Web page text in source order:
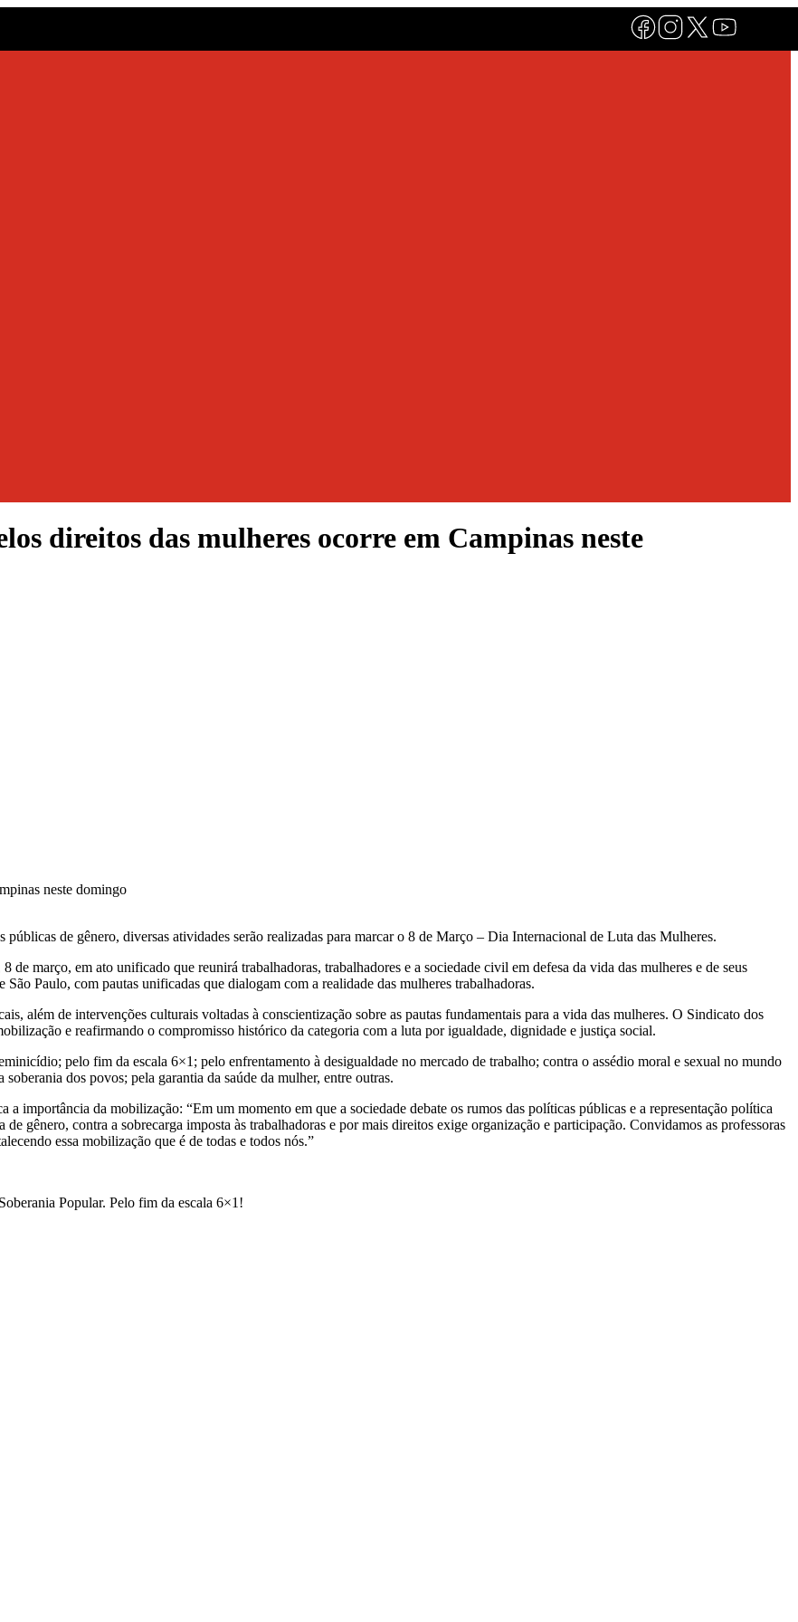
direitos das mulheres ocorre em Campinas neste
de gênero, diversas atividades serão realizadas para marcar o 8 de Março – Dia Internacional de Luta das Mulheres.
março, em ato unificado que reunirá trabalhadoras, trabalhadores e a sociedade civil em defesa da vida das mulheres e de seus
Paulo, com pautas unificadas que dialogam com a realidade das mulheres trabalhadoras.
além de intervenções culturais voltadas à conscientização sobre as pautas fundamentais para a vida das mulheres. O Sindicato dos
e reafirmando o compromisso histórico da categoria com a luta por igualdade, dignidade e justiça social.
pelo fim da escala 6×1; pelo enfrentamento à desigualdade no mercado de trabalho; contra o assédio moral e sexual no mundo
dos povos; pela garantia da saúde da mulher, entre outras.
importância da mobilização: “Em um momento em que a sociedade debate os rumos das políticas públicas e a representação política
gênero, contra a sobrecarga imposta às trabalhadoras e por mais direitos exige organização e participação. Convidamos as professoras
essa mobilização que é de todas e todos nós.”
Popular. Pelo fim da escala 6×1!